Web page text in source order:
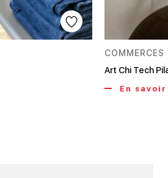
COMMERCES
Art Chi Tech
En